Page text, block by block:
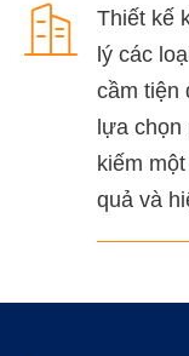

Thiết kế
lý các
cầm tiện
lựa chọn
kiếm
quả và